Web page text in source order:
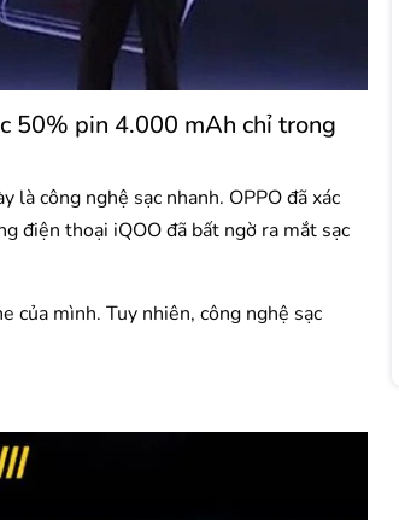
50% pin 4.000 mAh chỉ trong
là công nghệ sạc nhanh. OPPO đã xác
điện thoại iQOO đã bất ngờ ra mắt sạc
của mình. Tuy nhiên, công nghệ sạc